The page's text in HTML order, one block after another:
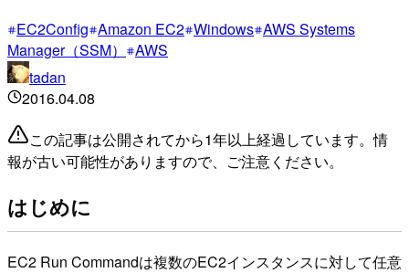
EC2Config Amazon EC2 Windows AWS Systems
Manager（SSM）
AWS
tadan
2016.04.08
この記事は公開されてから1年以上経過しています。情
報が古い可能性がありますので、ご注意ください。
はじめに
EC2 Run Commandは複数のEC2インスタンスに対して任意